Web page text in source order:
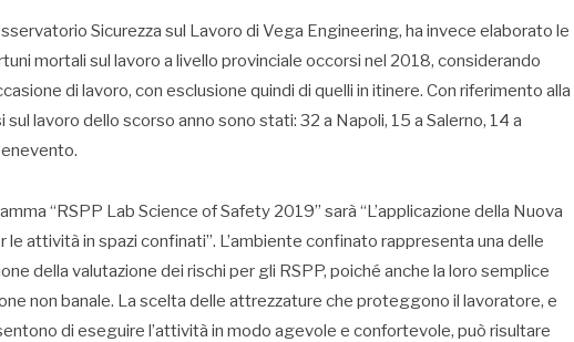
Sicurezza sul Lavoro di Vega Engineering, ha invece elaborato le
mortali sul lavoro a livello provinciale occorsi nel 2018, considerando
di lavoro, con esclusione quindi di quelli in itinere. Con riferimento alla
lavoro dello scorso anno sono stati: 32 a Napoli, 15 a Salerno, 14 a
“RSPP Lab Science of Safety 2019” sarà “L’applicazione della Nuova
attività in spazi confinati”. L’ambiente confinato rappresenta una delle
della valutazione dei rischi per gli RSPP, poiché anche la loro semplice
non banale. La scelta delle attrezzature che proteggono il lavoratore, e
di eseguire l’attività in modo agevole e confortevole, può risultare